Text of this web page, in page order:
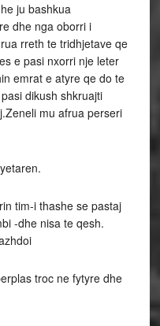
ju bashkua
dhe nga oborri i
rreth te tridhjetave qe
e pasi nxorri nje leter
emrat e atyre qe do te
dikush shkruajti
mu afrua perseri
tim-i thashe se pastaj
-dhe nisa te qesh.
troc ne fytyre dhe